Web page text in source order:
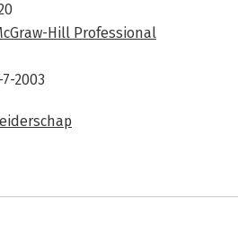
Hill Professional
7-2003